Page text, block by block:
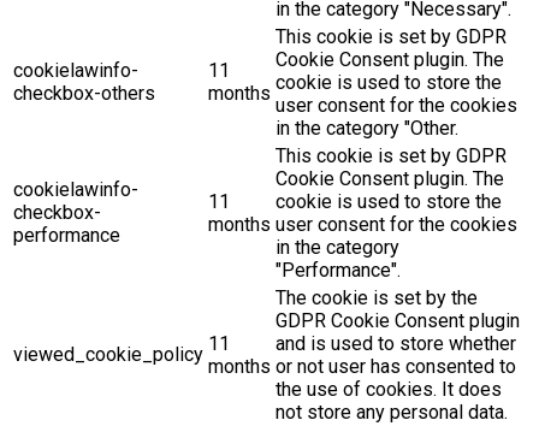
in the category "Necessary".
cookielawinfo-
checkbox-others
11
months
This cookie is set by GDPR
Cookie Consent plugin. The
cookie is used to store the
user consent for the cookies
in the category "Other.
cookielawinfo-
checkbox-
performance
11
months
This cookie is set by GDPR
Cookie Consent plugin. The
cookie is used to store the
user consent for the cookies
in the category
"Performance".
viewed_cookie_policy 11
months
The cookie is set by the
GDPR Cookie Consent plugin
and is used to store whether
or not user has consented to
the use of cookies. It does
not store any personal data.